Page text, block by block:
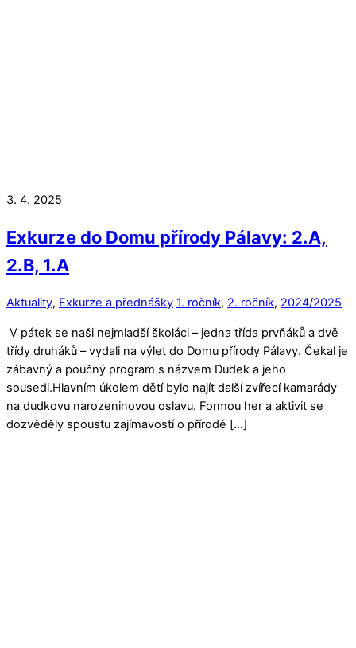
3. 4. 2025
Exkurze do Domu přírody Pálavy: 2.A,
2.B, 1.A
Aktuality, Exkurze a přednášky 1. ročník, 2. ročník, 2024/2025
V pátek se naši nejmladší školáci – jedna třída prvňáků a dvě
třídy druháků – vydali na výlet do Domu přírody Pálavy. Čekal je
zábavný a poučný program s názvem Dudek a jeho
sousedi.Hlavním úkolem dětí bylo najít další zvířecí kamarády
na dudkovu narozeninovou oslavu. Formou her a aktivit se
dozvěděly spoustu zajímavostí o přírodě […]